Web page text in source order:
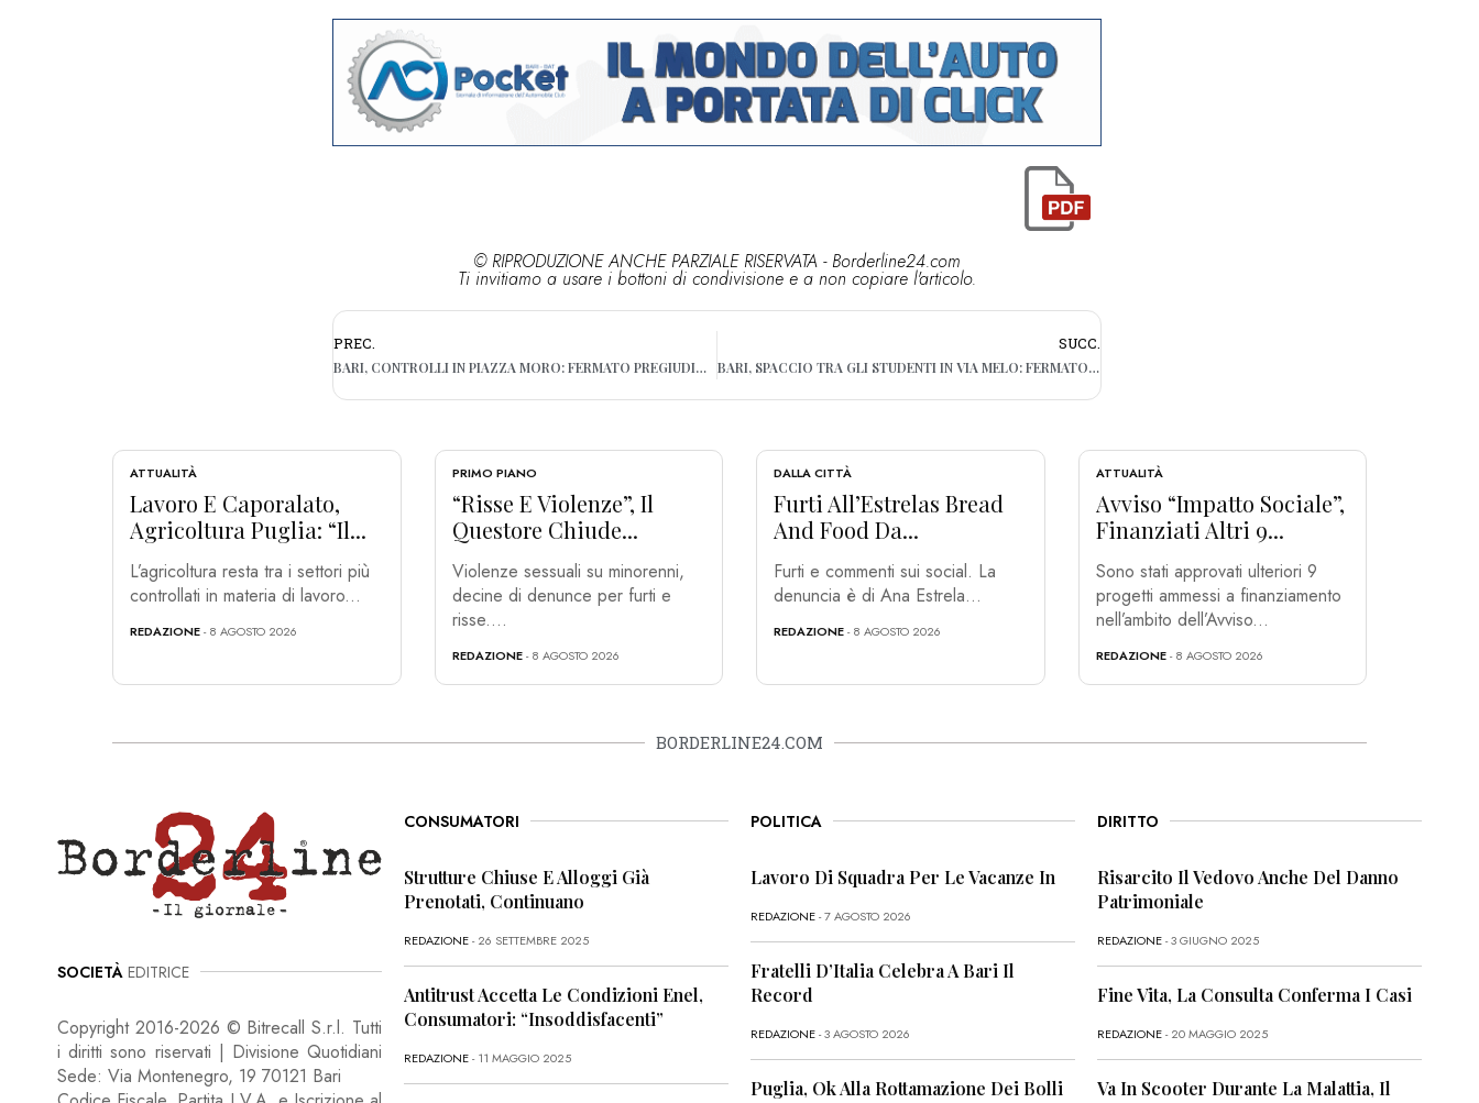
© RIPRODUZIONE ANCHE PARZIALE RISERVATA - Borderline24.com
Ti invitiamo a usare i bottoni di condivisione e a non copiare l'articolo.
PREC.
BARI, CONTROLLI IN PIAZZA MORO: FERMATO PREGIUDICATO CON ARNESI DA SCASSO
SUCC.
BARI, SPACCIO TRA GLI STUDENTI IN VIA MELO: FERMATO 25ENNE
ATTUALITÀ
Lavoro E Caporalato,
Agricoltura Puglia: “Il...
L’agricoltura resta tra i settori più
controllati in materia di lavoro...
REDAZIONE- 8 AGOSTO 2026
PRIMO PIANO
“Risse E Violenze”, Il
Questore Chiude...
Violenze sessuali su minorenni,
decine di denunce per furti e
risse....
REDAZIONE- 8 AGOSTO 2026
DALLA CITTÀ
Furti All’Estrelas Bread
And Food Da...
Furti e commenti sui social. La
denuncia è di Ana Estrela...
REDAZIONE- 8 AGOSTO 2026
ATTUALITÀ
Avviso “Impatto Sociale”,
Finanziati Altri 9...
Sono stati approvati ulteriori 9
progetti ammessi a finanziamento
nell’ambito dell’Avviso...
REDAZIONE- 8 AGOSTO 2026
BORDERLINE24.COM
SOCIETÀ EDITRICE
Copyright 2016-2026 © Bitrecall S.r.l. Tutti
i diritti sono riservati | Divisione Quotidiani
Sede: Via Montenegro, 19 70121 Bari
CONSUMATORI
Strutture Chiuse E Alloggi Già
Prenotati, Continuano
REDAZIONE- 26 SETTEMBRE 2025
Antitrust Accetta Le Condizioni Enel,
Consumatori: “Insoddisfacenti”
REDAZIONE- 11 MAGGIO 2025
POLITICA
Lavoro Di Squadra Per Le Vacanze In
REDAZIONE- 7 AGOSTO 2026
Fratelli D’Italia Celebra A Bari Il
Record
REDAZIONE- 3 AGOSTO 2026
Puglia, Ok Alla Rottamazione Dei Bolli
DIRITTO
Risarcito Il Vedovo Anche Del Danno
Patrimoniale
REDAZIONE- 3 GIUGNO 2025
Fine Vita, La Consulta Conferma I Casi
REDAZIONE- 20 MAGGIO 2025
Va In Scooter Durante La Malattia, Il